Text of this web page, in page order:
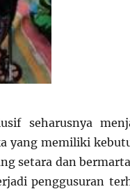
seharusnya
yang memiliki
setara dan
penggusuran